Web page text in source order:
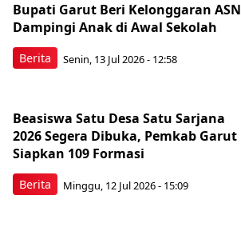
Berita
Bupati Garut Beri Kelonggaran ASN
Dampingi Anak di Awal Sekolah
Senin, 13 Jul 2026 - 12:58
Berita
Beasiswa Satu Desa Satu Sarjana
2026 Segera Dibuka, Pemkab Garut
Siapkan 109 Formasi
Minggu, 12 Jul 2026 - 15:09